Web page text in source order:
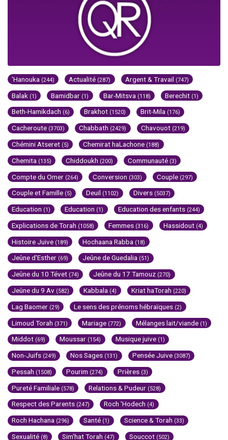
'Hanouka (244) Actualité (287) Argent & Travail (747)
Balak (1) Bamidbar (1) Bar-Mitsva (118) Berechit (1)
Beth-Hamikdach (6) Brakhot (1520) Brit-Mila (176)
Cacheroute (3703) Chabbath (2429) Chavouot (219)
Chémini Atseret (5) Chemirat haLachone (188)
Chemita (135) Chiddoukh (200) Communauté (3)
Compte du Omer (264) Conversion (303) Couple (297)
Couple et Famille (5) Deuil (1102) Divers (5037)
Education (1) Education (1) Education des enfants (244)
Explications de Torah (1058) Femmes (316) Hassidout (4)
Histoire Juive (189) Hochaana Rabba (18)
Jeûne d'Esther (69) Jeûne de Guedalia (51)
Jeûne du 10 Tévet (74) Jeûne du 17 Tamouz (270)
Jeûne du 9 Av (582) Kabbala (4) Kriat haTorah (220)
Lag Baomer (29) Le sens des prénoms hébraïques (2)
Limoud Torah (371) Mariage (772) Mélanges lait/viande (1)
Middot (69) Moussar (154) Musique juive (1)
Non-Juifs (249) Nos Sages (131) Pensée Juive (3087)
Pessah (1508) Pourim (274) Prières (3)
Pureté Familiale (578) Relations & Pudeur (528)
Respect des Parents (247) Roch 'Hodech (4)
Roch Hachana (296) Santé (1) Science & Torah (33)
Sexualité (8) Sim'hat Torah (47) Souccot (502)